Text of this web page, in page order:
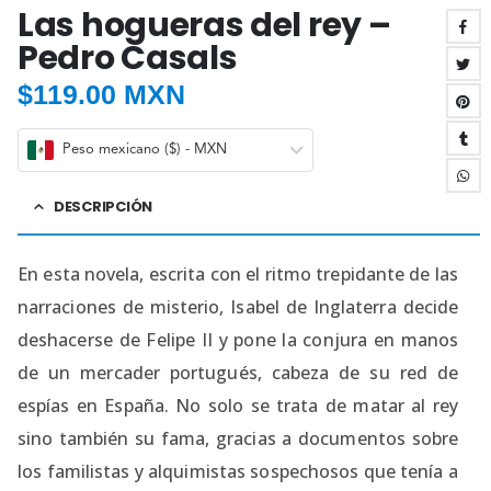
Las hogueras del rey –
Pedro Casals
$119.00 MXN
Peso mexicano ($) - MXN
DESCRIPCIÓN
En esta novela, escrita con el ritmo trepidante de las
narraciones de misterio, Isabel de Inglaterra decide
deshacerse de Felipe II y pone la conjura en manos
de un mercader portugués, cabeza de su red de
espías en España. No solo se trata de matar al rey
sino también su fama, gracias a documentos sobre
los familistas y alquimistas sospechosos que tenía a